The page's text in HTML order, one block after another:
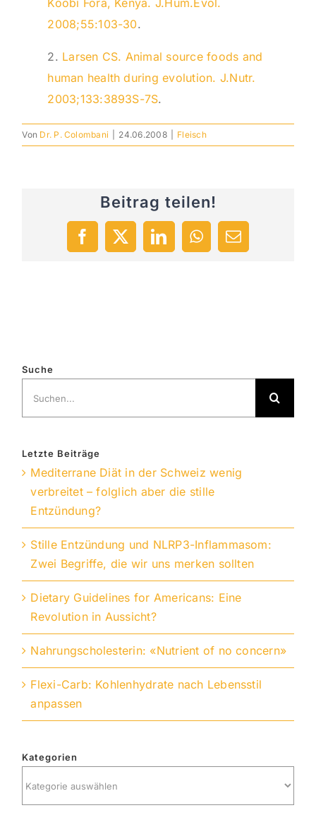
Koobi Fora, Kenya. J.Hum.Evol.
2008;55:103-30.
2. Larsen CS. Animal source foods and
human health during evolution. J.Nutr.
2003;133:3893S-7S.
Von Dr. P. Colombani 24.06.2008 Fleisch
Beitrag teilen!
Facebook
X LinkedInWhatsApp
E-
Suche
nach:
Letzte Beiträge
Mediterrane Diät in der Schweiz wenig
verbreitet – folglich aber die stille
Entzündung?
Stille Entzündung und NLRP3-Inflammasom:
Zwei Begriffe, die wir uns merken sollten
Dietary Guidelines for Americans: Eine
Revolution in Aussicht?
Nahrungscholesterin: «Nutrient of no concern»
Flexi-Carb: Kohlenhydrate nach Lebensstil
anpassen
Kategorien